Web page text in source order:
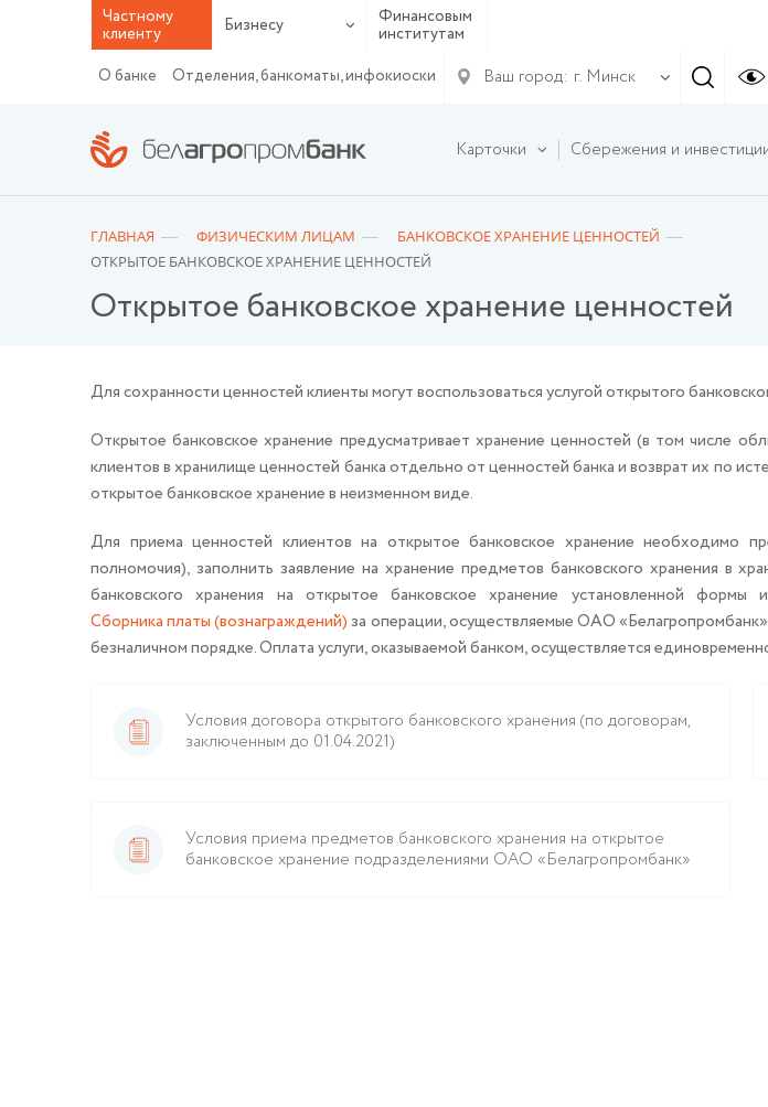
Частному
клиенту
Бизнесу
Финансовым
институтам
О банке
Отделения, банкоматы, инфокиоски Ваш город: г. Минск
Карточки Сбережения и
ГЛАВНАЯ ФИЗИЧЕСКИМ ЛИЦАМ
БАНКОВСКОЕ ХРАНЕНИЕ ЦЕННОСТЕЙ
ОТКРЫТОЕ БАНКОВСКОЕ ХРАНЕНИЕ ЦЕННОСТЕЙ
Открытое банковское хранение ценностей
Для сохранности ценностей клиенты могут воспользоваться услугой открытого
Открытое банковское хранение предусматривает хранение ценностей (в том числе
клиентов в хранилище ценностей банка отдельно от ценностей банка и возврат их по
открытое банковское хранение в неизменном виде.
Для приема ценностей клиентов на открытое банковское хранение необходимо
полномочия), заполнить заявление на хранение предметов банковского хранения в
банковского хранения на открытое банковское хранение установленной
Сборника платы (вознаграждений)за операции, осуществляемые ОАО
безналичном порядке. Оплата услуги, оказываемой банком, осуществляется
Условия договора открытого банковского хранения (по договорам,
заключенным до 01.04.2021)
Условия приема предметов банковского хранения на открытое
банковское хранение подразделениями ОАО «Белагропромбанк»